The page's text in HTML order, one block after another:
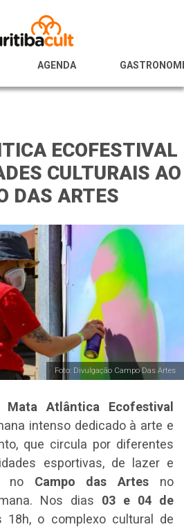
AGENDA
ECOFESTIVAL
CULTURAIS AO
DAS ARTES
Foto: Divulgação Campo Das Artes
Mata Atlântica Ecofestival
intenso dedicado à arte e
que circula por diferentes
esportivas, de lazer e
no Campo das Artes no
Nos dias 03 e 04 de
18h, o complexo cultural de